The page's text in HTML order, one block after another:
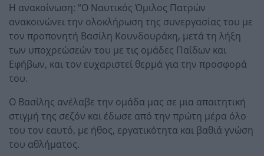
Η ανακοίνωση: “Ο Ναυτικός Όμιλος Πατρών
ανακοινώνει την ολοκλήρωση της συνεργασίας του με
τον προπονητή Βασίλη Κουνδουράκη, μετά τη λήξη
των υποχρεώσεών του με τις ομάδες Παίδων και
Εφήβων, και τον ευχαριστεί θερμά για την προσφορά
του.
Ο Βασίλης ανέλαβε την ομάδα μας σε μια απαιτητική
στιγμή της σεζόν και έδωσε από την πρώτη μέρα όλο
του τον εαυτό, με ήθος, εργατικότητα και βαθιά γνώση
του αθλήματος.